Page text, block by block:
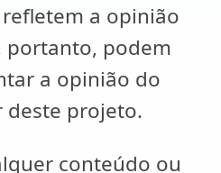
a opinião
portanto, podem
a opinião do
deste projeto.
conteúdo ou